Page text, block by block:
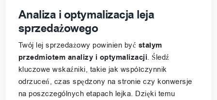
Analiza i optymalizacja leja
sprzedażowego
Twój lej sprzedażowy powinien być stałym
przedmiotem analizy i optymalizacji. Śledź
kluczowe wskaźniki, takie jak współczynnik
odrzuceń, czas spędzony na stronie czy konwersje
na poszczególnych etapach lejka. Dzięki temu